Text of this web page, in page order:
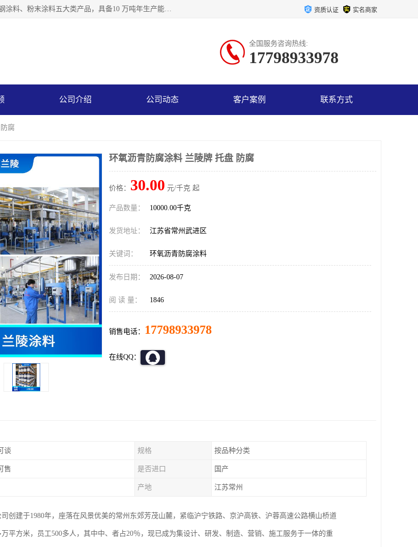
江苏兰陵化工集团有限公司主要生产防腐涂料、建筑涂料、船舶涂料、彩钢涂料、粉末涂料五大类产品，具备10 万吨年生产能力，可以提供优质精良的涂装施工服务，产品广销全国各地，大量出口亚非欧及拉美等国家。 资质认证 实名商家
全国服务咨询热线:
17798933978
公司介绍 公司动态 客户案例 联系方式
腐
环氧沥青防腐涂料 兰陵牌 托盘 防腐
价格： 30.00 元/千克 起
产品数量： 10000.00千克
发货地址： 江苏省常州武进区
关键词： 环氧沥青防腐涂料
发布日期： 2026-08-07
阅 读 量： 1846
销售电话： 17798933978
在线QQ：
谈 规格 按品种分类
售 是否进口 国产
产地 江苏常州
创建于1980年，座落在风景优美的常州东郊芳茂山麓，紧临沪宁铁路、京沪高铁、沪蓉高速公路横山桥道
万平方米，员工500多人，其中中、者占20％，现已成为集设计、研发、制造、营销、施工服务于一体的重